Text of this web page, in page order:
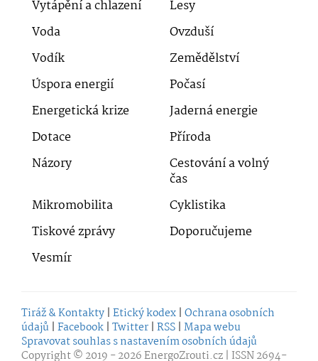
Vytápění a chlazení
Lesy
Voda
Ovzduší
Vodík
Zemědělství
Úspora energií
Počasí
Energetická krize
Jaderná energie
Dotace
Příroda
Názory
Cestování a volný
čas
Mikromobilita
Cyklistika
Tiskové zprávy
Doporučujeme
Vesmír
Tiráž & Kontakty | Etický kodex | Ochrana osobních
údajů | Facebook | Twitter | RSS | Mapa webu
Spravovat souhlas s nastavením osobních údajů
Copyright © 2019 - 2026EnergoZrouti.cz | ISSN 2694-